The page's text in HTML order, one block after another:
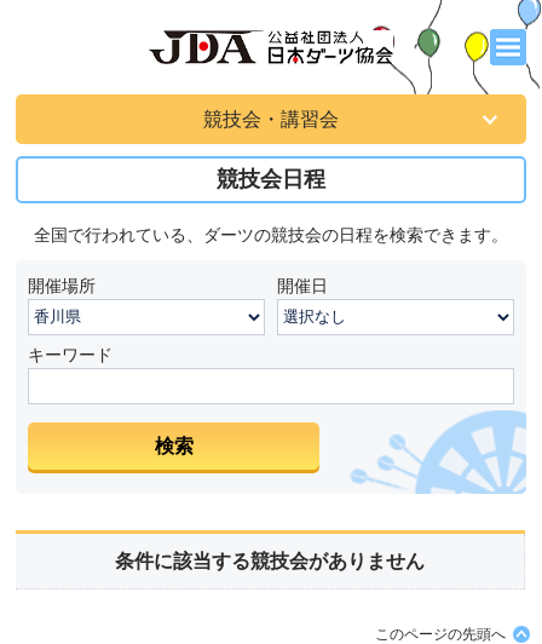
競技会・講習会
競技会日程
全国で行われている、ダーツの競技会の日程を検索できます。
開催場所 開催日
キーワード
条件に該当する競技会がありません
このページの先頭へ